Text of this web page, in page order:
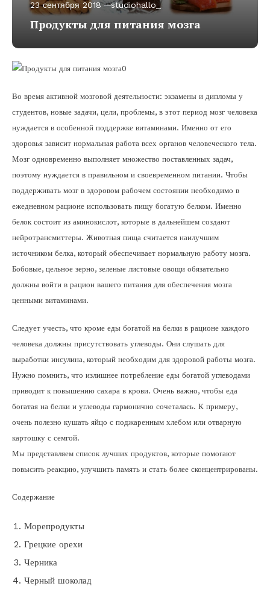
23 сентября 2018 studiohallo_
Продукты для питания мозга
Во время активной мозговой деятельности: экзамены и дипломы у
студентов, новые задачи, цели, проблемы, в этот период мозг человека
нуждается в особенной поддержке витаминами. Именно от его
здоровья зависит нормальная работа всех органов человеческого тела.
Мозг одновременно выполняет множество поставленных задач,
поэтому нуждается в правильном и своевременном питании. Чтобы
поддерживать мозг в здоровом рабочем состоянии необходимо в
ежедневном рационе использовать пищу богатую белком. Именно
белок состоит из аминокислот, которые в дальнейшем создают
нейротрансмиттеры. Животная пища считается наилучшим
источником белка, который обеспечивает нормальную работу мозга.
Бобовые, цельное зерно, зеленые листовые овощи обязательно
должны войти в рацион вашего питания для обеспечения мозга
ценными витаминами.
Следует учесть, что кроме еды богатой на белки в рационе каждого
человека должны присутствовать углеводы. Они слушать для
выработки инсулина, который необходим для здоровой работы мозга.
Нужно помнить, что излишнее потребление еды богатой углеводами
приводит к повышению сахара в крови. Очень важно, чтобы еда
богатая на белки и углеводы гармонично сочеталась. К примеру,
очень полезно кушать яйцо с поджаренным хлебом или отварную
картошку с семгой.
Мы представляем список лучших продуктов, которые помогают
повысить реакцию, улучшить память и стать более сконцентрированы.
Содержание
Морепродукты
Грецкие орехи
Черника
Черный шоколад